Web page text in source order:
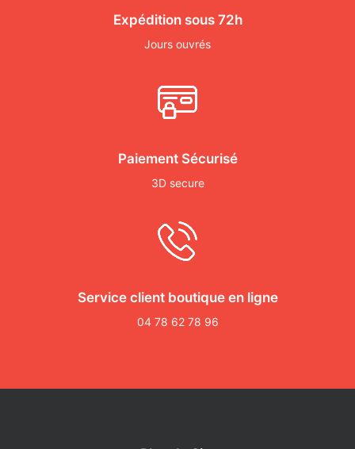
Expédition sous 72h
Jours ouvrés
Paiement Sécurisé
3D secure
Service client boutique en ligne
04 78 62 78 96